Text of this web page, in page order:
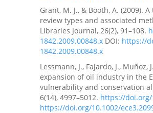
Grant, M. J., & Booth, A. (2009).
review types and associated
Libraries Journal, 26(2), 91–108.
1842.2009.00848.x DOI: https://
1842.2009.00848.x
Lessmann, J., Fajardo, J., Muñoz,
expansion of oil industry in the
vulnerability and conservation
6(14), 4997–5012. https://doi.org/
https://doi.org/10.1002/